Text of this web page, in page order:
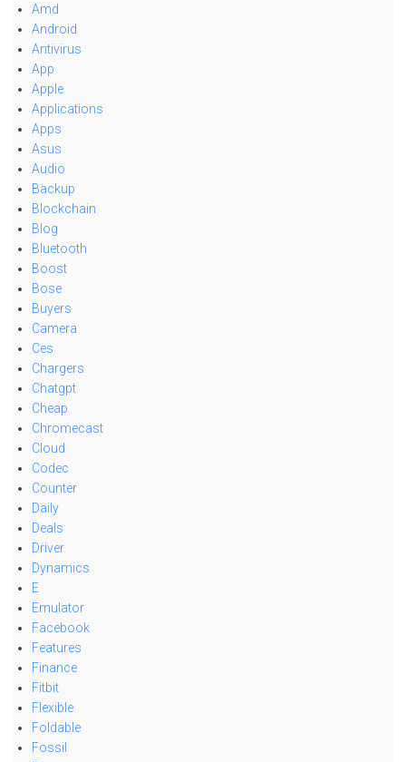
Amd
Android
Antivirus
App
Apple
Applications
Apps
Asus
Audio
Backup
Blockchain
Blog
Bluetooth
Boost
Bose
Buyers
Camera
Ces
Chargers
Chatgpt
Cheap
Chromecast
Cloud
Codec
Counter
Daily
Deals
Driver
Dynamics
E
Emulator
Facebook
Features
Finance
Fitbit
Flexible
Foldable
Fossil